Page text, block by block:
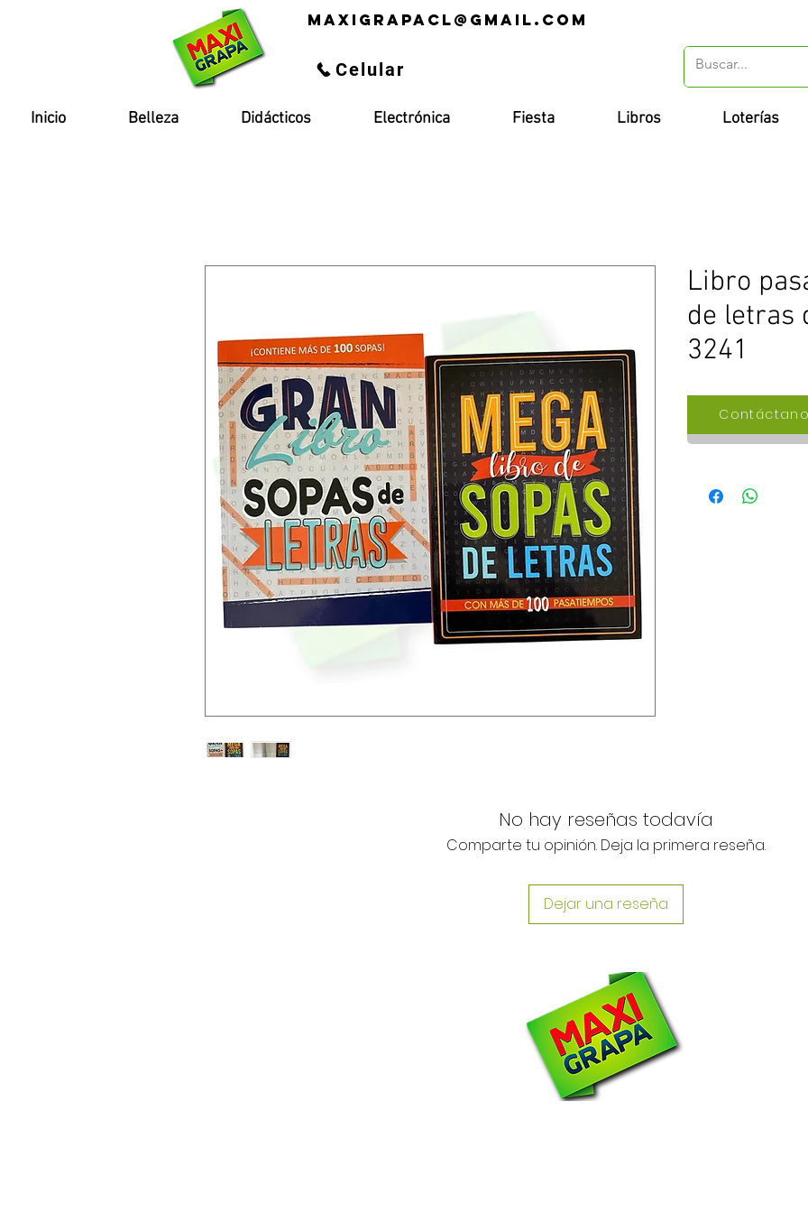
maxigrapacl@gmail.com
Celular
Inicio Belleza Didácticos Electrónica Fiesta Libros Loterías
Libro
de letras
3241
Contáctanos
No hay reseñas todavía
Comparte tu opinión. Deja la primera reseña.
Dejar una reseña